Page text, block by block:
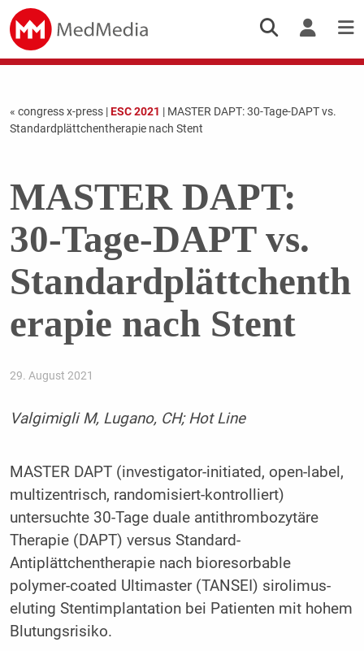
« congress x-press |ESC 2021 | MASTER DAPT: 30-Tage-DAPT vs.
Standardplättchentherapie nach Stent
MASTER DAPT:
30-Tage-DAPT vs.
Standardplättchenth
erapie nach Stent
29. August 2021
Valgimigli M, Lugano, CH; Hot Line
MASTER DAPT (investigator-initiated, open-label,
multizentrisch, randomisiert-kontrolliert)
untersuchte 30-Tage duale antithrombozytäre
Therapie (DAPT) versus Standard-
Antiplättchentherapie nach bioresorbable
polymer-coated Ultimaster (TANSEI) sirolimus-
eluting Stentimplantation bei Patienten mit hohem
Blutungsrisiko.